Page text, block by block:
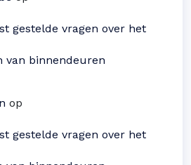
gestelde vragen over het
van binnendeuren
op
gestelde vragen over het